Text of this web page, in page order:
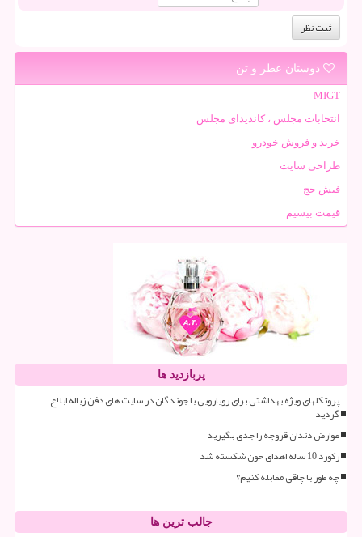
دوستان عطر و تن
MIGT
انتخابات مجلس ، کاندیدای مجلس
خرید و فروش خودرو
طراحی سایت
فیش حج
قیمت بیسیم
پربازدید ها
پروتکلهای ویژه بهداشتی برای رویارویی با جوندگان در سایت های دفن زباله ابلاغ
گردید
عوارض دندان قروچه را جدی بگیرید
رکورد 10 ساله اهدای خون شکسته شد
چه طور با چاقی مقابله کنیم؟
جالب ترین ها